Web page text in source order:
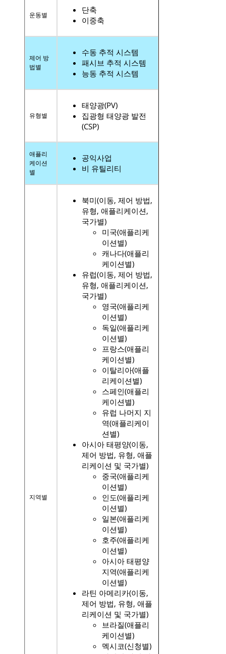
운동별
단축
이중축
제어 방
법별
수동 추적 시스템
패시브 추적 시스템
능동 추적 시스템
유형별
태양광(PV)
집광형 태양광 발전
(CSP)
애플리
케이션
별
공익사업
비 유틸리티
지역별
북미(이동, 제어 방법,
유형, 애플리케이션,
국가별)
미국(애플리케
이션별)
캐나다(애플리
케이션별)
유럽(이동, 제어 방법,
유형, 애플리케이션,
국가별)
영국(애플리케
이션별)
독일(애플리케
이션별)
프랑스(애플리
케이션별)
이탈리아(애플
리케이션별)
스페인(애플리
케이션별)
유럽 ​​나머지 지
역(애플리케이
션별)
아시아 태평양(이동,
제어 방법, 유형, 애플
리케이션 및 국가별)
중국(애플리케
이션별)
인도(애플리케
이션별)
일본(애플리케
이션별)
호주(애플리케
이션별)
아시아 태평양
지역(애플리케
이션별)
라틴 아메리카(이동,
제어 방법, 유형, 애플
리케이션 및 국가별)
브라질(애플리
케이션별)
멕시코(신청별)